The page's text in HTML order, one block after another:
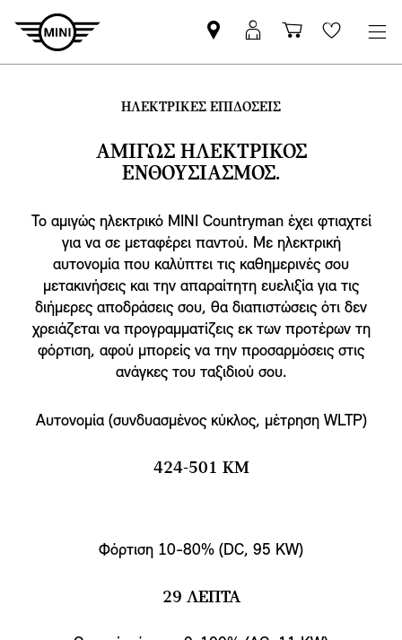
Βρείτε
Επίσημο
MINI
ΜΙΝΙ
Αpp
Καλάθι
αγορών
Wishlist
ΗΛΕΚΤΡΙΚΕΣ ΕΠΙΔΟΣΕΙΣ
ΑΜΙΓΩΣ ΗΛΕΚΤΡΙΚΟΣ
ΕΝΘΟΥΣΙΑΣΜΟΣ.
Το αμιγώς ηλεκτρικό MINI Countryman έχει φτιαχτεί
για να σε μεταφέρει παντού. Με ηλεκτρική
αυτονομία που καλύπτει τις καθημερινές σου
μετακινήσεις και την απαραίτητη ευελιξία για τις
διήμερες αποδράσεις σου, θα διαπιστώσεις ότι δεν
χρειάζεται να προγραμματίζεις εκ των προτέρων τη
φόρτιση, αφού μπορείς να την προσαρμόσεις στις
ανάγκες του ταξιδιού σου.
Αυτονομία (συνδυασμένος κύκλος, μέτρηση WLTP)
424-501 KM
Φόρτιση 10-80% (DC, 95 KW)
29 ΛΕΠΤΆ